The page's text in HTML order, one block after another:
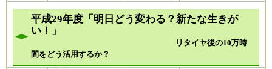
平成29年度「明日どう変わる？新たな生きが
い！」
リタイヤ後の10万時
間をどう活用するか？